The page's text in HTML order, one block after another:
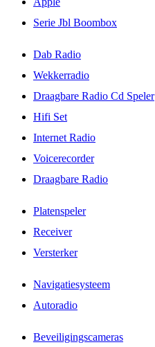
Serie Jbl Boombox
Dab Radio
Wekkerradio
Draagbare Radio Cd Speler
Hifi Set
Internet Radio
Voicerecorder
Draagbare Radio
Platenspeler
Receiver
Versterker
Navigatiesysteem
Autoradio
Beveiligingscameras